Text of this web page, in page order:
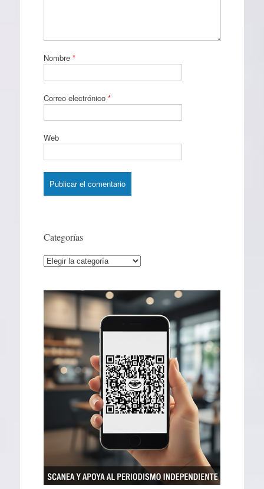
Nombre *
Correo electrónico *
Web
Categorías
Categorías